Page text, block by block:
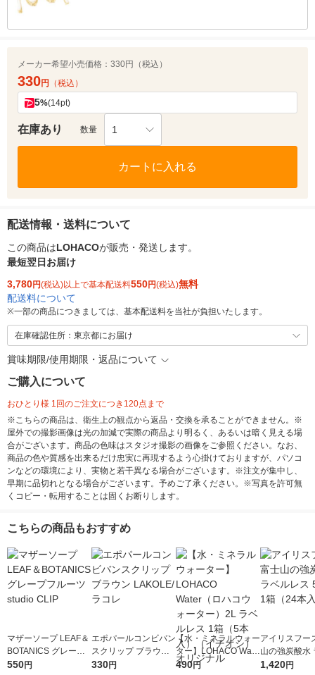
メーカー希望小売価格： 330円（税込）
330円 （税込）
5%(14pt)
在庫あり 数量 1
カートに入れる
配送情報・送料について
この商品はLOHACOが販売・発送します。
最短翌日お届け
3,780円(税込)以上で基本配送料550円(税込)無料
配送料について
※一部の商品につきましては、基本配送料を当社が負担いたします。
在庫確認住所：東京都にお届け
賞味期限/使用期限・返品について
ご購入について
おひとり様 1回のご注文につき120点まで
※こちらの商品は、衛生上の観点から返品・交換を承ることができません。※
屋外での撮影画像は光の加減で実際の商品より明るく、あるいは暗く見える場
合がございます。商品の色味はスタジオ撮影の画像をご参照ください。なお、
商品の色や質感を出来るだけ忠実に再現するよう心掛けておりますが、パソコ
ンなどの環境により、実物と若干異なる場合がございます。※注文が集中し、
早期に品切れとなる場合がございます。予めご了承ください。※写真を許可無
くコピー・転用することは固くお断りします。
こちらの商品もおすすめ
マザーソープ LEAF＆
BOTANICS グレープ
フルーツ studio CLIP
550円
エポパールコンビバン
スクリップ ブラウン
LAKOLE/ラコレ
330円
【水・ミネラルウォー
ター】LOHACO Wate
r（ロハコウォータ
490円
アイリスフー
山の強炭酸水
レス 500ml 1
1,420円